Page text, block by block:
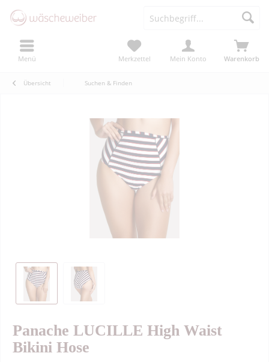
Menü Warenkorb
Merkzettel Mein Konto
Übersicht Suchen & Finden
Panache LUCILLE High Waist
Bikini Hose